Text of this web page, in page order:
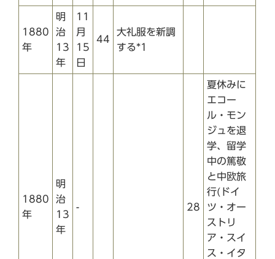
1880
年
明
治
13
年
11
月
15
日
44
大礼服を新調
する*1
1880
年
明
治
13
年
- 28
夏休みに
エコー
ル・モン
ジュを退
学、留学
中の篤敬
と中欧旅
行(ドイ
ツ・オー
ストリ
ア・スイ
ス・イタ